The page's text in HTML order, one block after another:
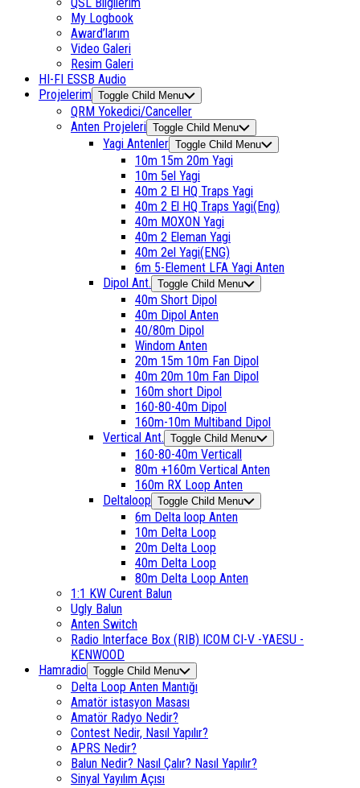
My Logbook
Award’larım
Video Galeri
Resim Galeri
HI-FI ESSB Audio
Projelerim Toggle Child Menu
QRM Yokedici/Canceller
Anten Projeleri Toggle Child Menu
Yagi Antenler Toggle Child Menu
10m 15m 20m Yagi
10m 5el Yagi
40m 2 El HQ Traps Yagi
40m 2 El HQ Traps Yagi(Eng)
40m MOXON Yagi
40m 2 Eleman Yagi
40m 2el Yagi(ENG)
6m 5-Element LFA Yagi Anten
Dipol Ant. Toggle Child Menu
40m Short Dipol
40m Dipol Anten
40/80m Dipol
Windom Anten
20m 15m 10m Fan Dipol
40m 20m 10m Fan Dipol
160m short Dipol
160-80-40m Dipol
160m-10m Multiband Dipol
Vertical Ant. Toggle Child Menu
160-80-40m Verticall
80m +160m Vertical Anten
160m RX Loop Anten
Deltaloop Toggle Child Menu
6m Delta loop Anten
10m Delta Loop
20m Delta Loop
40m Delta Loop
80m Delta Loop Anten
1:1 KW Curent Balun
Ugly Balun
Anten Switch
Radio Interface Box (RIB) ICOM CI-V -YAESU -
KENWOOD
Hamradio Toggle Child Menu
Delta Loop Anten Mantığı
Amatör istasyon Masası
Amatör Radyo Nedir?
Contest Nedir, Nasıl Yapılır?
APRS Nedir?
Balun Nedir? Nasıl Çalır? Nasıl Yapılır?
Sinyal Yayılım Açısı